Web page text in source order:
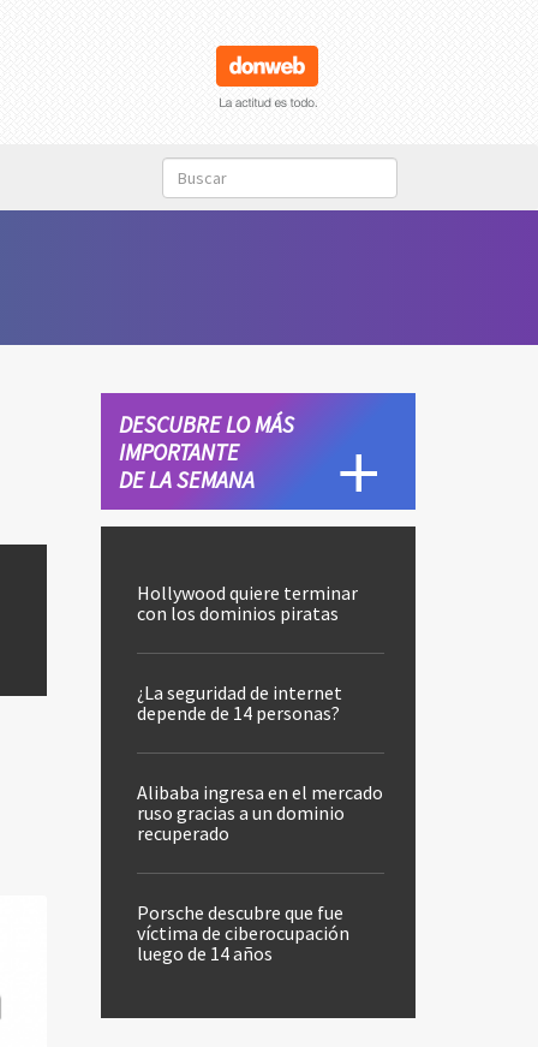
DESCUBRE LO MÁS
IMPORTANTE
DE LA SEMANA
Hollywood quiere terminar
con los dominios piratas
¿La seguridad de internet
depende de 14 personas?
Alibaba ingresa en el mercado
ruso gracias a un dominio
recuperado
Porsche descubre que fue
víctima de ciberocupación
luego de 14 años